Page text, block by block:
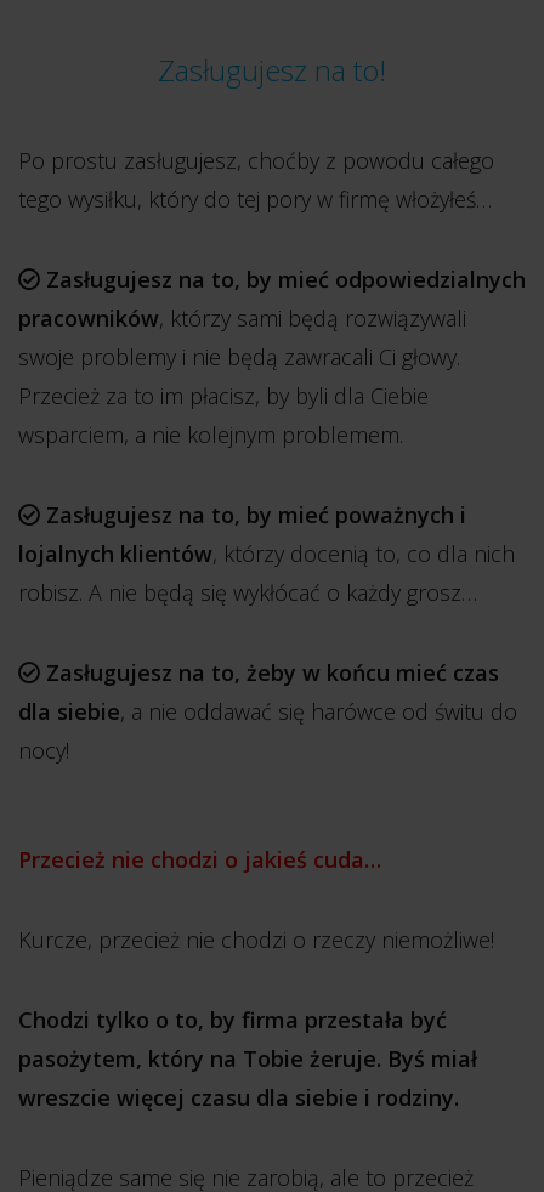
Zasługujesz na to!
Po prostu zasługujesz, choćby z powodu całego
tego wysiłku, który do tej pory w firmę włożyłeś…
Zasługujesz na to, by mieć odpowiedzialnych
pracowników, którzy sami będą rozwiązywali
swoje problemy i nie będą zawracali Ci głowy.
Przecież za to im płacisz, by byli dla Ciebie
wsparciem, a nie kolejnym problemem.
Zasługujesz na to, by mieć poważnych i
lojalnych klientów, którzy docenią to, co dla nich
robisz. A nie będą się wykłócać o każdy grosz…
Zasługujesz na to, żeby w końcu mieć czas
dla siebie, a nie oddawać się harówce od świtu do
nocy!
Przecież nie chodzi o jakieś cuda…
Kurcze, przecież nie chodzi o rzeczy niemożliwe!
Chodzi tylko o to, by firma przestała być
pasożytem, który na Tobie żeruje. Byś miał
wreszcie więcej czasu dla siebie i rodziny.
Pieniądze same się nie zarobią, ale to przecież